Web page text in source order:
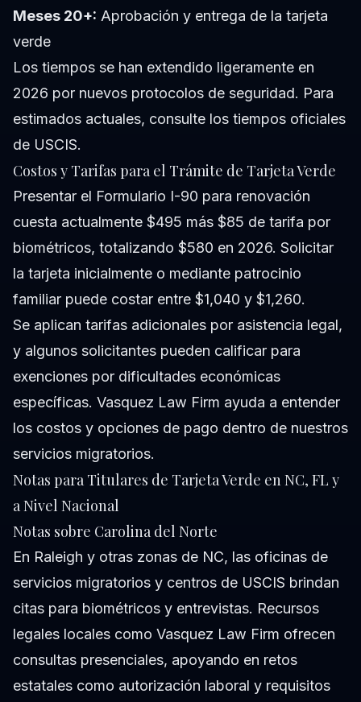
Meses 20+: Aprobación y entrega de la tarjeta
verde
Los tiempos se han extendido ligeramente en
2026 por nuevos protocolos de seguridad. Para
estimados actuales, consulte los tiempos oficiales
de USCIS.
Costos y Tarifas para el Trámite de Tarjeta Verde
Presentar el Formulario I-90 para renovación
cuesta actualmente $495 más $85 de tarifa por
biométricos, totalizando $580 en 2026. Solicitar
la tarjeta inicialmente o mediante patrocinio
familiar puede costar entre $1,040 y $1,260.
Se aplican tarifas adicionales por asistencia legal,
y algunos solicitantes pueden calificar para
exenciones por dificultades económicas
específicas. Vasquez Law Firm ayuda a entender
los costos y opciones de pago dentro de nuestros
servicios migratorios.
Notas para Titulares de Tarjeta Verde en NC, FL y
a Nivel Nacional
Notas sobre Carolina del Norte
En Raleigh y otras zonas de NC, las oficinas de
servicios migratorios y centros de USCIS brindan
citas para biométricos y entrevistas. Recursos
legales locales como Vasquez Law Firm ofrecen
consultas presenciales, apoyando en retos
estatales como autorización laboral y requisitos